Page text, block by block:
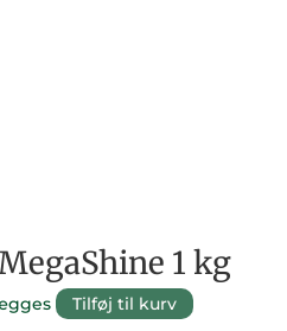
1 kg
Tilføj til kurv